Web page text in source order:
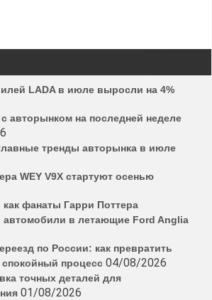
LADA в июле выросли на 4%
авторынком на последней неделе
тренды авторынка в июле
WEY V9X стартуют осенью
как фанаты Гарри Поттера
в летающие Ford Anglia
по России: как превратить
процесс 04/08/2026
точных деталей для
01/08/2026